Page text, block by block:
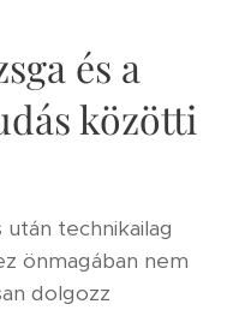
és a
közötti
technikailag
önmagában nem
dolgozz